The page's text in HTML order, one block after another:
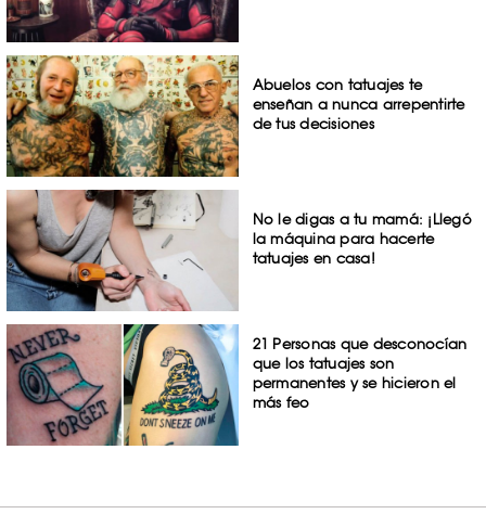
Abuelos con tatuajes te
enseñan a nunca arrepentirte
de tus decisiones
No le digas a tu mamá: ¡Llegó
la máquina para hacerte
tatuajes en casa!
21 Personas que desconocían
que los tatuajes son
permanentes y se hicieron el
más feo